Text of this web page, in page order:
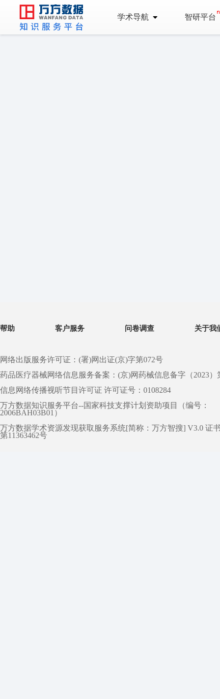
学术导航 智研平台
帮助 客户服务 问卷调查 关于我
网络出版服务许可证：(署)网出证(京)字第072号
药品医疗器械网络信息服务备案：(京)网药械信息备字（2023）
信息网络传播视听节目许可证 许可证号：0108284
万方数据知识服务平台--国家科技支撑计划资助项目（编号：
2006BAH03B01）
万方数据学术资源发现获取服务系统[简称：万方智搜] V3.0 证
第11363462号